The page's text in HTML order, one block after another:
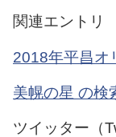
関連エントリ
2018年平昌オ
美幌の星 の検
ツイッター（